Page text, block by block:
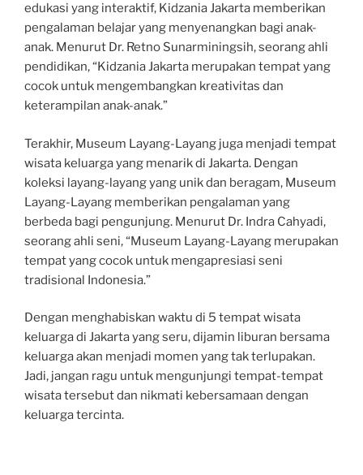
edukasi yang interaktif, Kidzania Jakarta memberikan
pengalaman belajar yang menyenangkan bagi anak-
anak. Menurut Dr. Retno Sunarminingsih, seorang ahli
pendidikan, “Kidzania Jakarta merupakan tempat yang
cocok untuk mengembangkan kreativitas dan
keterampilan anak-anak.”
Terakhir, Museum Layang-Layang juga menjadi tempat
wisata keluarga yang menarik di Jakarta. Dengan
koleksi layang-layang yang unik dan beragam, Museum
Layang-Layang memberikan pengalaman yang
berbeda bagi pengunjung. Menurut Dr. Indra Cahyadi,
seorang ahli seni, “Museum Layang-Layang merupakan
tempat yang cocok untuk mengapresiasi seni
tradisional Indonesia.”
Dengan menghabiskan waktu di 5 tempat wisata
keluarga di Jakarta yang seru, dijamin liburan bersama
keluarga akan menjadi momen yang tak terlupakan.
Jadi, jangan ragu untuk mengunjungi tempat-tempat
wisata tersebut dan nikmati kebersamaan dengan
keluarga tercinta.